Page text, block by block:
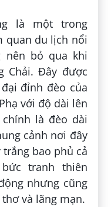
là một trong
quan du lịch nổi
nên bỏ qua khi
Chải. Đây được
đỉnh đèo của
với độ dài lên
là đèo dài
cảnh nơi đây
bao phủ cả
tranh thiên
nhưng cũng
và lãng mạn.